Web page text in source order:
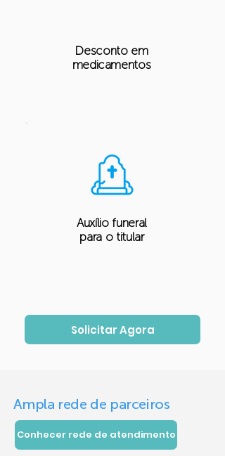
Desconto em
medicamentos
Auxílio funeral
para o titular
Solicitar Agora
Ampla rede de parceiros
Conhecer rede de atendimento